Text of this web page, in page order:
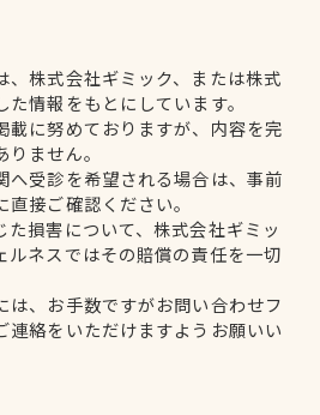
、株式会社ギミック、または株式
情報をもとにしています。
載に努めておりますが、内容を完
ません。
へ受診を希望される場合は、事前
接ご確認ください。
た損害について、株式会社ギミッ
ルネスではその賠償の責任を一切
は、お手数ですがお問い合わせフ
連絡をいただけますようお願いい